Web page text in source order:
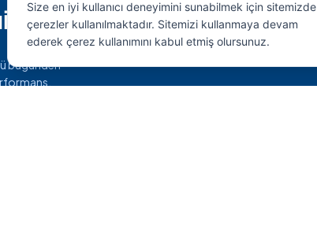
bugünden
Size en iyi kullanıcı deneyimini sunabilmek için sitemizde
çerezler kullanılmaktadır. Sitemizi kullanmaya devam
ederek çerez kullanımını kabul etmiş olursunuz.